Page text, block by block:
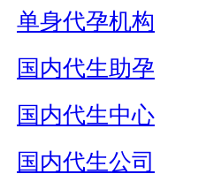
单身代孕机构
国内代生助孕
国内代生中心
国内代生公司